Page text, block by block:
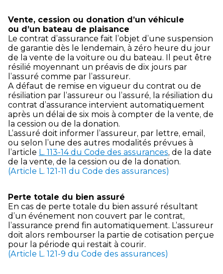
Vente, cession ou donation d’un véhicule
ou d’un bateau de plaisance
Le contrat d’assurance fait l’objet d’une suspension
de garantie dès le lendemain, à zéro heure du jour
de la vente de la voiture ou du bateau. Il peut être
résilié moyennant un préavis de dix jours par
l’assuré comme par l’assureur.
A défaut de remise en vigueur du contrat ou de
résiliation par l’assureur ou l’assuré, la résiliation du
contrat d’assurance intervient automatiquement
après un délai de six mois à compter de la vente, de
la cession ou de la donation.
L’assuré doit informer l’assureur, par lettre, email,
ou selon l’une des autres modalités prévues à
l’article L. 113-14 du Code des assurances, de la date
de la vente, de la cession ou de la donation.
(Article L. 121-11 du Code des assurances)
Perte totale du bien assuré
En cas de perte totale du bien assuré résultant
d’un événement non couvert par le contrat,
l’assurance prend fin automatiquement. L’assureur
doit alors rembourser la partie de cotisation perçue
pour la période qui restait à courir.
(Article L. 121-9 du Code des assurances)